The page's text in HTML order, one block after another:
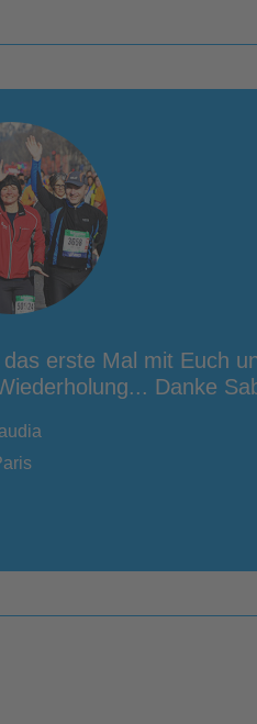
erste Mal mit Euch
Danke